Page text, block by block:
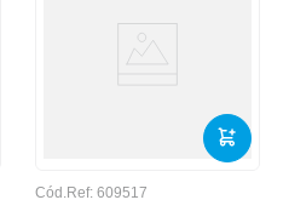
Cód.Ref: 609517